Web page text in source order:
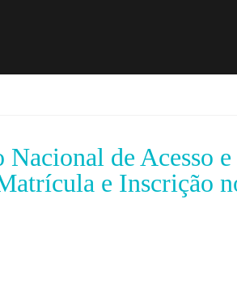
de Acesso e
e Inscrição